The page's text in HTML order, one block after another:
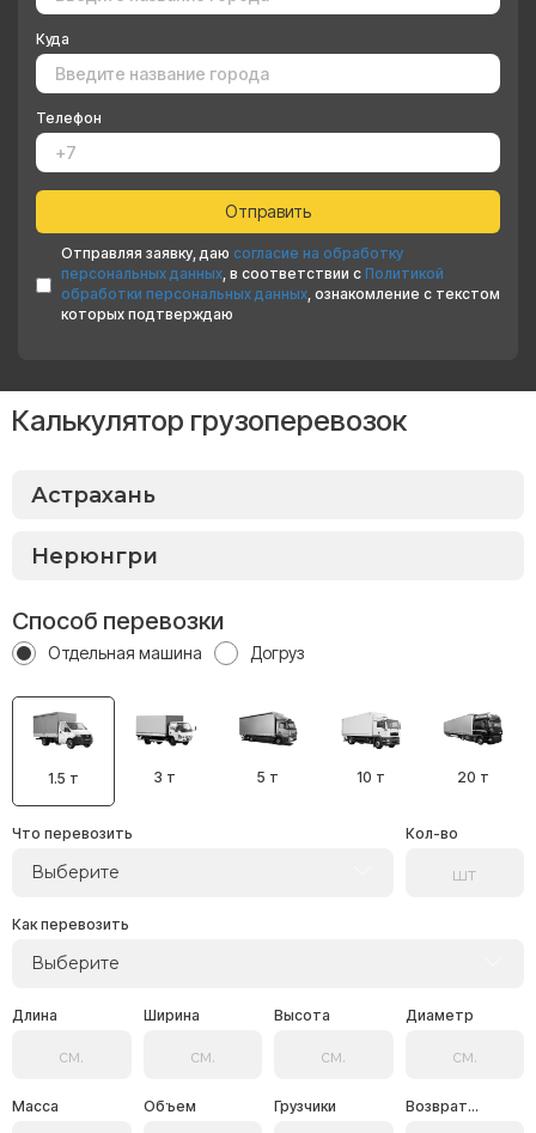
Куда
Телефон
Отправляя заявку, даю согласие на обработку
персональных данных, в соответствии с Политикой
обработки персональных данных, ознакомление с текстом
которых подтверждаю
Калькулятор грузоперевозок
Способ перевозки
Отдельная машина Догруз
1.5 т 3 т 5 т 10 т 20 т
Что перевозить
Выберите
Кол-во
Как перевозить
Выберите
Длина Ширина Высота Диаметр
Масса Объем Грузчики Возврат...